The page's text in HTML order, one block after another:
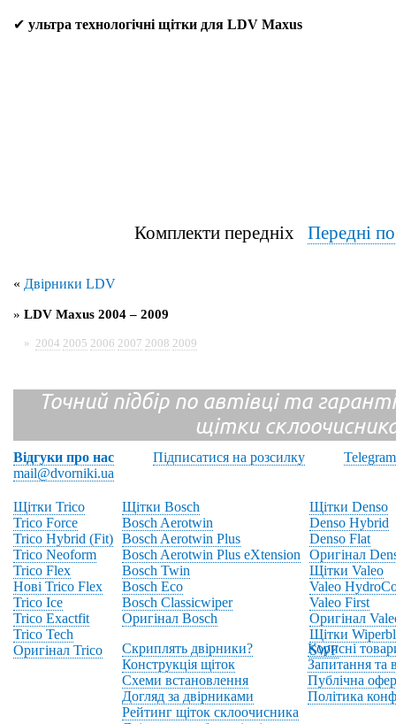
✔ ультра технологічні щітки для LDV Maxus
Комплекти передніх Передні
« Двірники LDV
» LDV Maxus 2004 – 2009
» 2004 2005 2006 2007 2008 2009
Точний підбір по автівці та
щітки
Відгуки про нас Підписатися на розсилку
Telegram
mail@dvorniki.ua
Щітки Trico
Trico Force
Trico Hybrid (Fit)
Trico Neoform
Trico Flex
Нові Trico Flex
Trico Ice
Trico Exactfit
Trico Tech
Оригінал Trico
Щітки Bosch
Bosch Aerotwin
Bosch Aerotwin Plus
Bosch Aerotwin Plus eXtension
Bosch Twin
Bosch Eco
Bosch Classicwiper
Оригінал Bosch
Щітки Denso
Denso Hybrid
Denso Flat
Оригінал
Щітки Valeo
Valeo
Valeo First
Оригінал
Щітки
SWF
Скриплять двірники?
Конструкція щіток
Схеми встановлення
Догляд за двірниками
Рейтинг щіток склоочисника
Корисні
Запитання та
Публічна
Політика